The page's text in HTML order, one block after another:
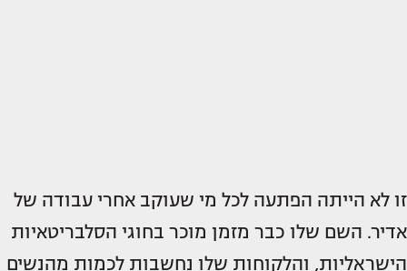
זו לא הייתה הפתעה לכל מי שעוקב אחרי עבודה של
אדיר. השם שלו כבר מזמן מוכר בחוגי הסלבריטאיות
הישראליות, והלקוחות שלו נחשבות לכמות מהנשים